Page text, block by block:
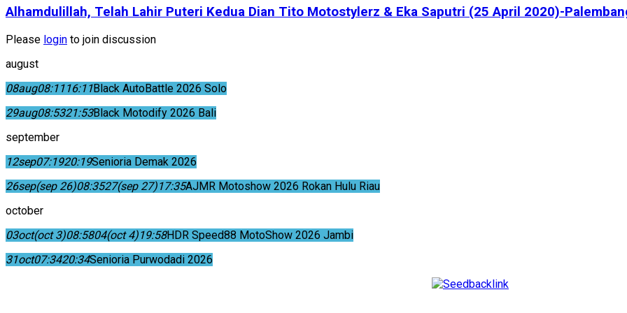
Alhamdulillah, Telah Lahir Puteri Kedua Dian Tito Motostylerz & Eka Saputri (25 April 2020)-
Please login to join discussion
august
08aug08:1116:11Black AutoBattle 2026 Solo
29aug08:5321:53Black Motodify 2026 Bali
september
12sep07:1920:19Senioria Demak 2026
26sep(sep 26)08:3527(sep 27)17:35AJMR Motoshow 2026 Rokan Hulu Riau
october
03oct(oct 3)08:5804(oct 4)19:58HDR Speed88 MotoShow 2026 Jambi
31oct07:3420:34Senioria Purwodadi 2026